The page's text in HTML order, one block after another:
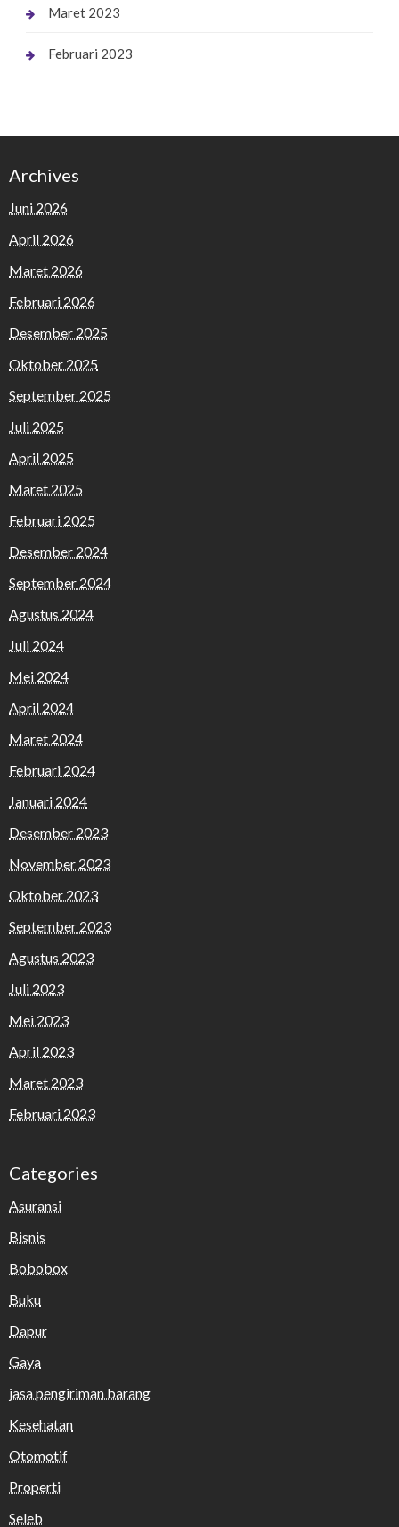
Maret 2023
Februari 2023
Archives
Juni 2026
April 2026
Maret 2026
Februari 2026
Desember 2025
Oktober 2025
September 2025
Juli 2025
April 2025
Maret 2025
Februari 2025
Desember 2024
September 2024
Agustus 2024
Juli 2024
Mei 2024
April 2024
Maret 2024
Februari 2024
Januari 2024
Desember 2023
November 2023
Oktober 2023
September 2023
Agustus 2023
Juli 2023
Mei 2023
April 2023
Maret 2023
Februari 2023
Categories
Asuransi
Bisnis
Bobobox
Buku
Dapur
Gaya
jasa pengiriman barang
Kesehatan
Otomotif
Properti
Seleb